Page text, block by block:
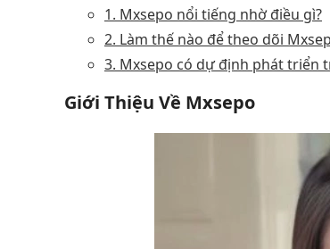
1. Mxsepo nổi tiếng nhờ điều gì?
2. Làm thế nào để theo dõi
3. Mxsepo có dự định phát triển
Giới Thiệu Về Mxsepo